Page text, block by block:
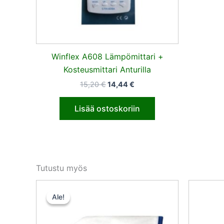
Winflex A608 Lämpömittari +
Kosteusmittari Anturilla
15,20€14,44€
Lisää ostoskoriin
Tutustu myös
Ale!
Ale!